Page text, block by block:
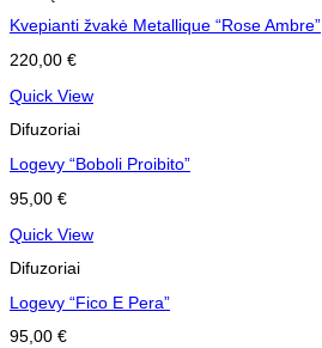
Kvepianti žvakė Metallique “Rose Ambre”
220,00 €
Quick View
Difuzoriai
Logevy “Boboli Proibito”
95,00 €
Quick View
Difuzoriai
Logevy “Fico E Pera”
95,00 €